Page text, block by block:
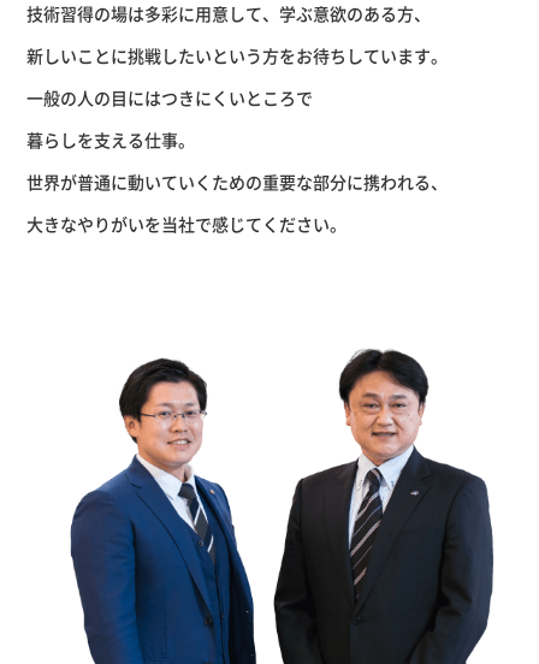
技術習得の場は多彩に用意して、 学ぶ意欲のある方、
新しいことに挑戦したいという方をお待ちしています。
一般の人の目にはつきにくいところで
暮らしを支える仕事。
世界が普通に動いていくための重要な部分に携われる、
大きなやりがいを当社で感じてください。